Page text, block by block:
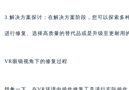
3.解决方案探讨：在解决方案阶段，您可以探索多
进行修复、选择高质量的替代品或是升级至更耐用
VR眼镜视角下的修复过程